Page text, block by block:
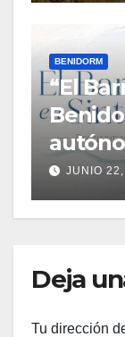
BENIDORM
“El
una
JUNIO
Deja
Tu dirección